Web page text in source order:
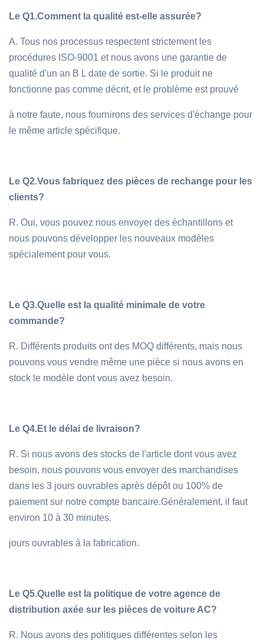
Le Q1.Comment la qualité est-elle assurée?
A. Tous nos processus respectent strictement les
procédures ISO-9001 et nous avons une garantie de
qualité d'un an B L date de sortie. Si le produit ne
fonctionne pas comme décrit, et le problème est prouvé
à notre faute, nous fournirons des services d'échange pour
le même article spécifique.
Le Q2.Vous fabriquez des pièces de rechange pour les
clients?
R. Oui, vous pouvez nous envoyer des échantillons et
nous pouvons développer les nouveaux modèles
spécialement pour vous.
Le Q3.Quelle est la qualité minimale de votre
commande?
R. Différents produits ont des MOQ différents, mais nous
pouvons vous vendre même une pièce si nous avons en
stock le modèle dont vous avez besoin.
Le Q4.Et le délai de livraison?
R. Si nous avons des stocks de l'article dont vous avez
besoin, nous pouvons vous envoyer des marchandises
dans les 3 jours ouvrables après dépôt ou 100% de
paiement sur notre compte bancaire.Généralement, il faut
environ 10 à 30 minutes.
jours ouvrables à la fabrication.
Le Q5.Quelle est la politique de votre agence de
distribution axée sur les pièces de voiture AC?
R. Nous avons des politiques différentes selon les